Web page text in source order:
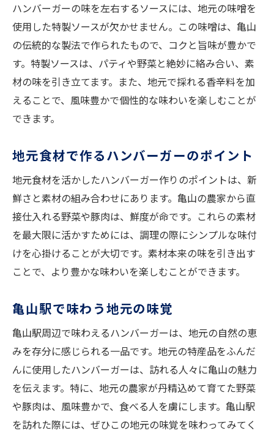
ハンバーガーの味を左右するソースには、地元の味噌を
使用した特製ソースが欠かせません。この味噌は、亀山
の伝統的な製法で作られたもので、コクと旨味が豊かで
す。特製ソースは、パティや野菜と絶妙に絡み合い、素
材の味を引き立てます。また、地元で採れる香辛料を加
えることで、風味豊かで個性的な味わいを楽しむことが
できます。
地元食材で作るハンバーガーのポイント
地元食材を活かしたハンバーガー作りのポイントは、新
鮮さと素材の組み合わせにあります。亀山の農家から直
接仕入れる野菜や豚肉は、鮮度が命です。これらの素材
を最大限に活かすためには、調理の際にシンプルな味付
けを心掛けることが大切です。素材本来の味を引き出す
ことで、より豊かな味わいを楽しむことができます。
亀山駅で味わう地元の味覚
亀山駅周辺で味わえるハンバーガーは、地元の自然の恵
みを存分に感じられる一品です。地元の特産品をふんだ
んに使用したハンバーガーは、訪れる人々に亀山の魅力
を伝えます。特に、地元の農家が丹精込めて育てた野菜
や豚肉は、風味豊かで、食べる人を虜にします。亀山駅
を訪れた際には、ぜひこの地元の味覚を味わってみてく